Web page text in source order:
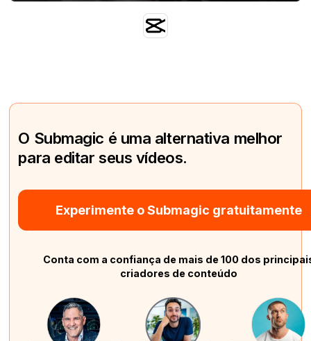
O Submagic é uma alternativa melhor
para editar seus vídeos.
Experimente o Submagic gratuitamente
Conta com a confiança de mais de 100 dos
criadores de conteúdo